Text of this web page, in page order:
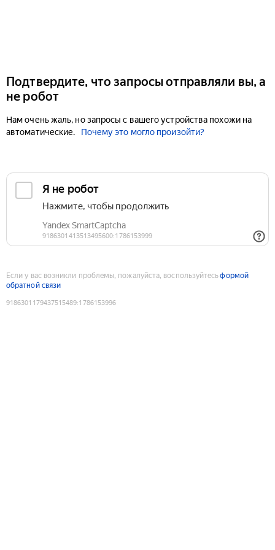
Подтвердите, что запросы отправляли вы, а
не робот
Нам очень жаль, но запросы с вашего устройства похожи на
автоматические.
Почему это могло произойти?
Если у вас возникли проблемы, пожалуйста, воспользуйтесьформой
обратной связи
9186301179437515489:1786153996